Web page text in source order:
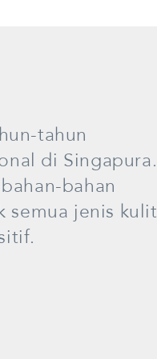
tahun
di Singapura.
bahan
semua jenis kulit